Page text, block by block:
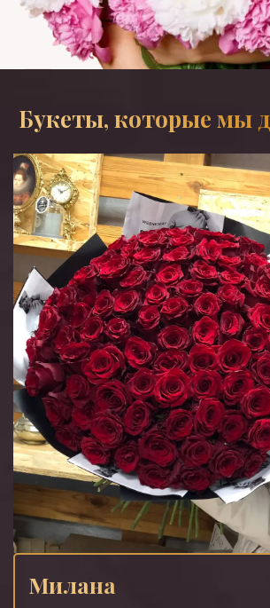
Букеты, которые мы
Милана